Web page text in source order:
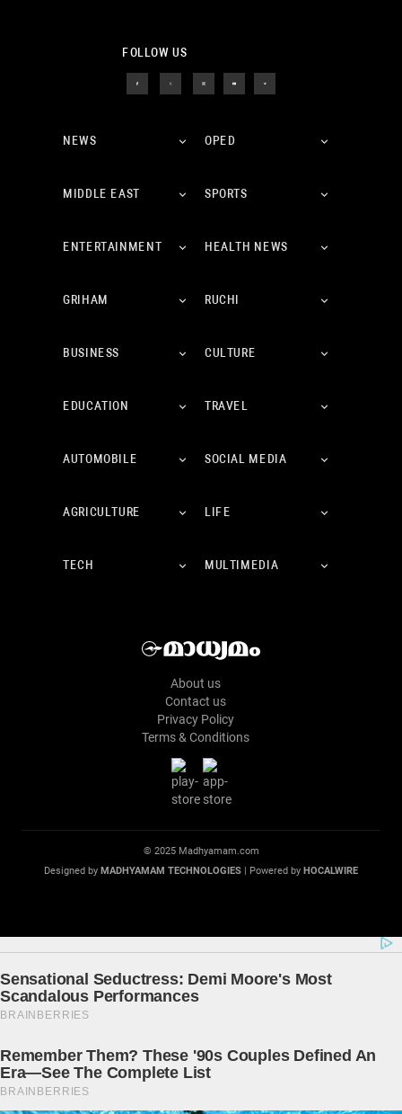
FOLLOW US
NEWS OPED
MIDDLE EAST SPORTS
ENTERTAINMENT HEALTH NEWS
GRIHAM RUCHI
BUSINESS CULTURE
EDUCATION TRAVEL
AUTOMOBILE SOCIAL MEDIA
AGRICULTURE LIFE
TECH MULTIMEDIA
About us
Contact us
Privacy Policy
Terms & Conditions
© 2025 Madhyamam.com
Designed by MADHYAMAM TECHNOLOGIES | Powered by HOCALWIRE